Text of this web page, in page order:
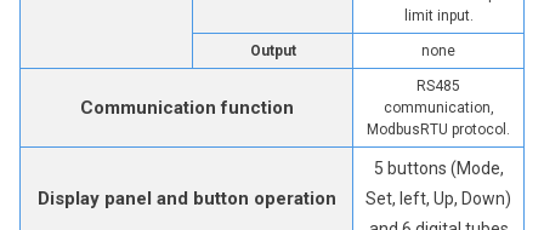
limit input.
Output none
Communication function
RS485
communication,
ModbusRTU protocol.
Display panel and button operation
5 buttons (Mode,
Set, left, Up, Down)